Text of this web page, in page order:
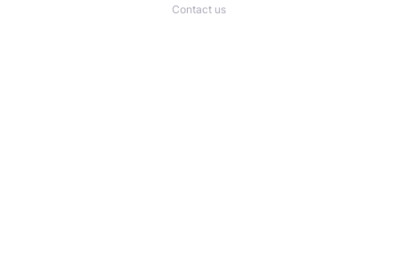
Contact us